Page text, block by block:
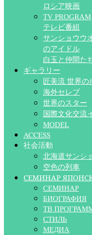
ロシア映画
TV PROGRAM
テレビ番組
サンショウウ
のアイドル
白玉と仲間た
ギャラリー
匠美流 世界の
海外セレブ
世界のスター
国際文化交流
MODEL
ACCESS
社会活動
北海道サンシ
空色の列車
СЕМИНАР
СЕМИНАР
БИОГРАФИЯ
ТВ
СТИЛЬ
МЕДИА